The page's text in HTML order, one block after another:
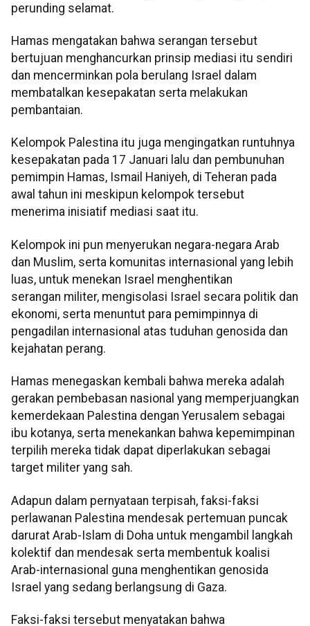
perunding selamat.
Hamas mengatakan bahwa serangan tersebut
bertujuan menghancurkan prinsip mediasi itu sendiri
dan mencerminkan pola berulang Israel dalam
membatalkan kesepakatan serta melakukan
pembantaian.
Kelompok Palestina itu juga mengingatkan runtuhnya
kesepakatan pada 17 Januari lalu dan pembunuhan
pemimpin Hamas, Ismail Haniyeh, di Teheran pada
awal tahun ini meskipun kelompok tersebut
menerima inisiatif mediasi saat itu.
Kelompok ini pun menyerukan negara-negara Arab
dan Muslim, serta komunitas internasional yang lebih
luas, untuk menekan Israel menghentikan
serangan militer, mengisolasi Israel secara politik dan
ekonomi, serta menuntut para pemimpinnya di
pengadilan internasional atas tuduhan genosida dan
kejahatan perang.
Hamas menegaskan kembali bahwa mereka adalah
gerakan pembebasan nasional yang memperjuangkan
kemerdekaan Palestina dengan Yerusalem sebagai
ibu kotanya, serta menekankan bahwa kepemimpinan
terpilih mereka tidak dapat diperlakukan sebagai
target militer yang sah.
Adapun dalam pernyataan terpisah, faksi-faksi
perlawanan Palestina mendesak pertemuan puncak
darurat Arab-Islam di Doha untuk mengambil langkah
kolektif dan mendesak serta membentuk koalisi
Arab-internasional guna menghentikan genosida
Israel yang sedang berlangsung di Gaza.
Faksi-faksi tersebut menyatakan bahwa